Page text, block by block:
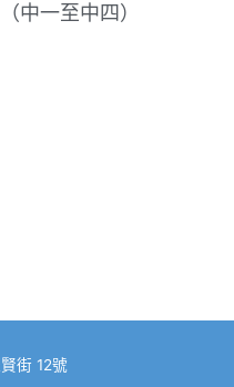
中一至中四）
街 12號